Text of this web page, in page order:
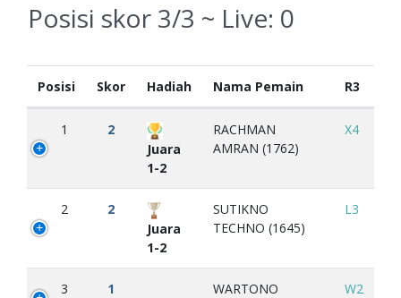
Posisi skor 3/3 ~ Live: 0
Posisi Skor Hadiah Nama Pemain R3
1
2
Juara
1-2
RACHMAN
AMRAN (1762)
X4
2
2
Juara
1-2
SUTIKNO
TECHNO (1645)
L3
3 1
WARTONO
W2